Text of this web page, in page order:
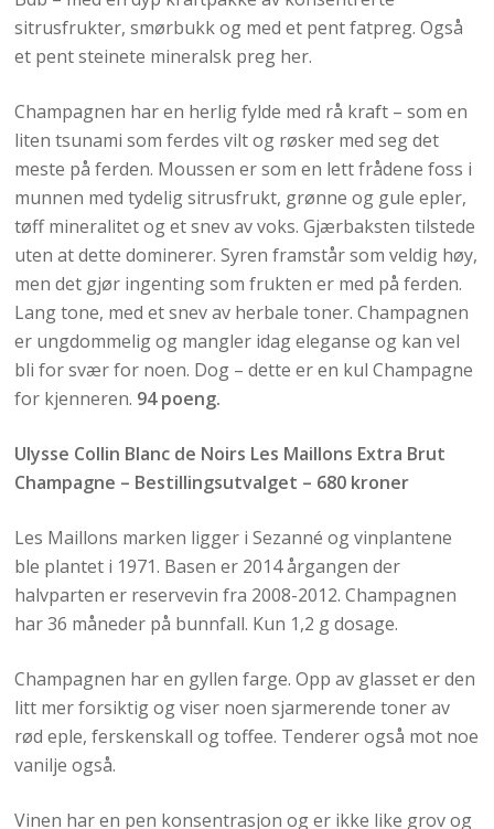
sitrusfrukter, smørbukk og med et pent fatpreg. Også
et pent steinete mineralsk preg her.
Champagnen har en herlig fylde med rå kraft – som en
liten tsunami som ferdes vilt og røsker med seg det
meste på ferden. Moussen er som en lett frådene foss i
munnen med tydelig sitrusfrukt, grønne og gule epler,
tøff mineralitet og et snev av voks. Gjærbaksten tilstede
uten at dette dominerer. Syren framstår som veldig høy,
men det gjør ingenting som frukten er med på ferden.
Lang tone, med et snev av herbale toner. Champagnen
er ungdommelig og mangler idag eleganse og kan vel
bli for svær for noen. Dog – dette er en kul Champagne
for kjenneren. 94 poeng.
Ulysse Collin Blanc de Noirs Les Maillons Extra Brut
Champagne – Bestillingsutvalget – 680 kroner
Les Maillons marken ligger i Sezanné og vinplantene
ble plantet i 1971. Basen er 2014 årgangen der
halvparten er reservevin fra 2008-2012. Champagnen
har 36 måneder på bunnfall. Kun 1,2 g dosage.
Champagnen har en gyllen farge. Opp av glasset er den
litt mer forsiktig og viser noen sjarmerende toner av
rød eple, ferskenskall og toffee. Tenderer også mot noe
vanilje også.
Vinen har en pen konsentrasjon og er ikke like grov og